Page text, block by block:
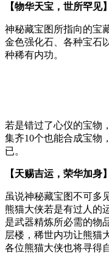
【物华天宝，世所罕见】
神秘藏宝图所指向的宝
金色强化石、各种宝石
种稀有内功。
若是错过了心仪的宝物
集齐10个也能合成宝物
已。
【天赐吉运，荣华加身】
虽说神秘藏宝图不可多
熊猫大侠若是有过人的
是武器精炼所必需的物
层楼，稀世内功让熊猫
各位熊猫大侠也将寻得